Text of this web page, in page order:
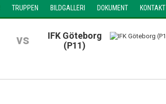
TRUPPEN BILDGALLERI DOKUMENT KONTAKT
vs
IFK Göteborg
(P11)